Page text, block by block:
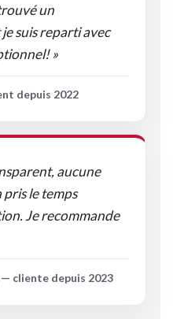
un
suis reparti avec
»
depuis 2022
aucune
pris le temps
Je recommande
cliente depuis 2023